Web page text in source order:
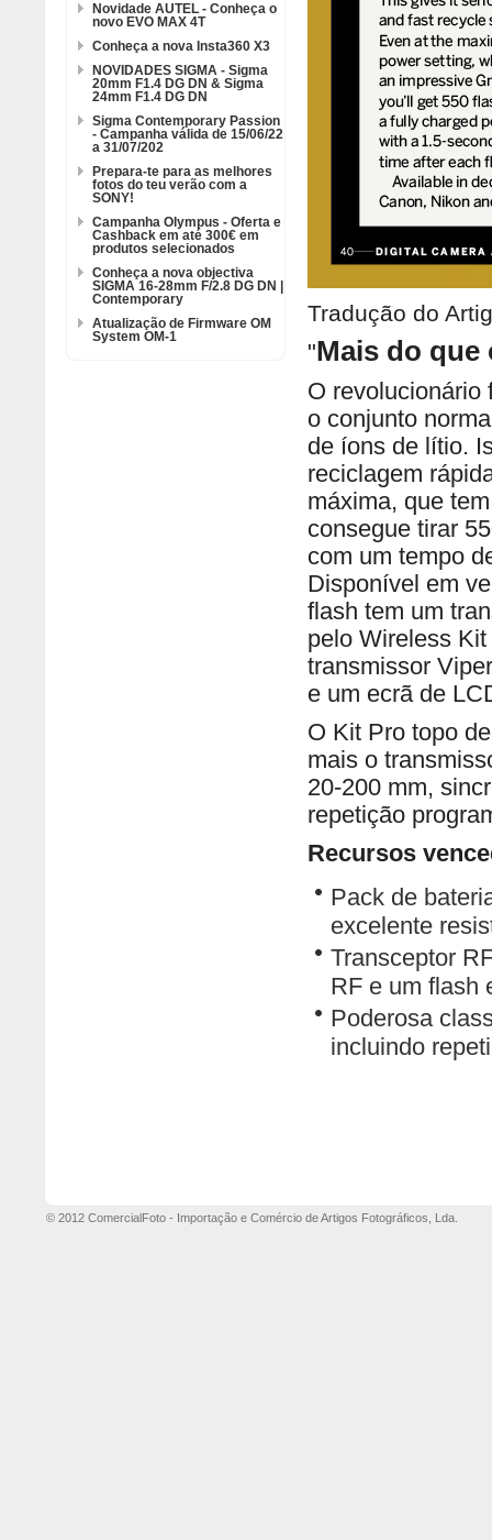
Novidade AUTEL - Conheça o
novo EVO MAX 4T
Conheça a nova Insta360 X3
NOVIDADES SIGMA - Sigma
20mm F1.4 DG DN & Sigma
24mm F1.4 DG DN
Sigma Contemporary Passion
- Campanha válida de 15/06/22
a 31/07/202
Prepara-te para as melhores
fotos do teu verão com a
SONY!
Campanha Olympus - Oferta e
Cashback em até 300€ em
produtos selecionados
Conheça a nova objectiva
SIGMA 16-28mm F/2.8 DG DN |
Contemporary
Atualização de Firmware OM
System OM-1
Tradução do
"Mais do
O revolucionário
o conjunto
de íons de lítio.
reciclagem
máxima, que
consegue tirar
com um tempo
Disponível em
flash tem um
pelo Wireless
transmissor
e um ecrãde
O Kit Pro topo
mais o
20-200 mm,
repetição
Recursos
Pack de
excelente
Transceptor
RF e um flash
Poderosa
incluindo
© 2012 ComercialFoto - Importação e Comércio de Artigos Fotográficos, Lda.